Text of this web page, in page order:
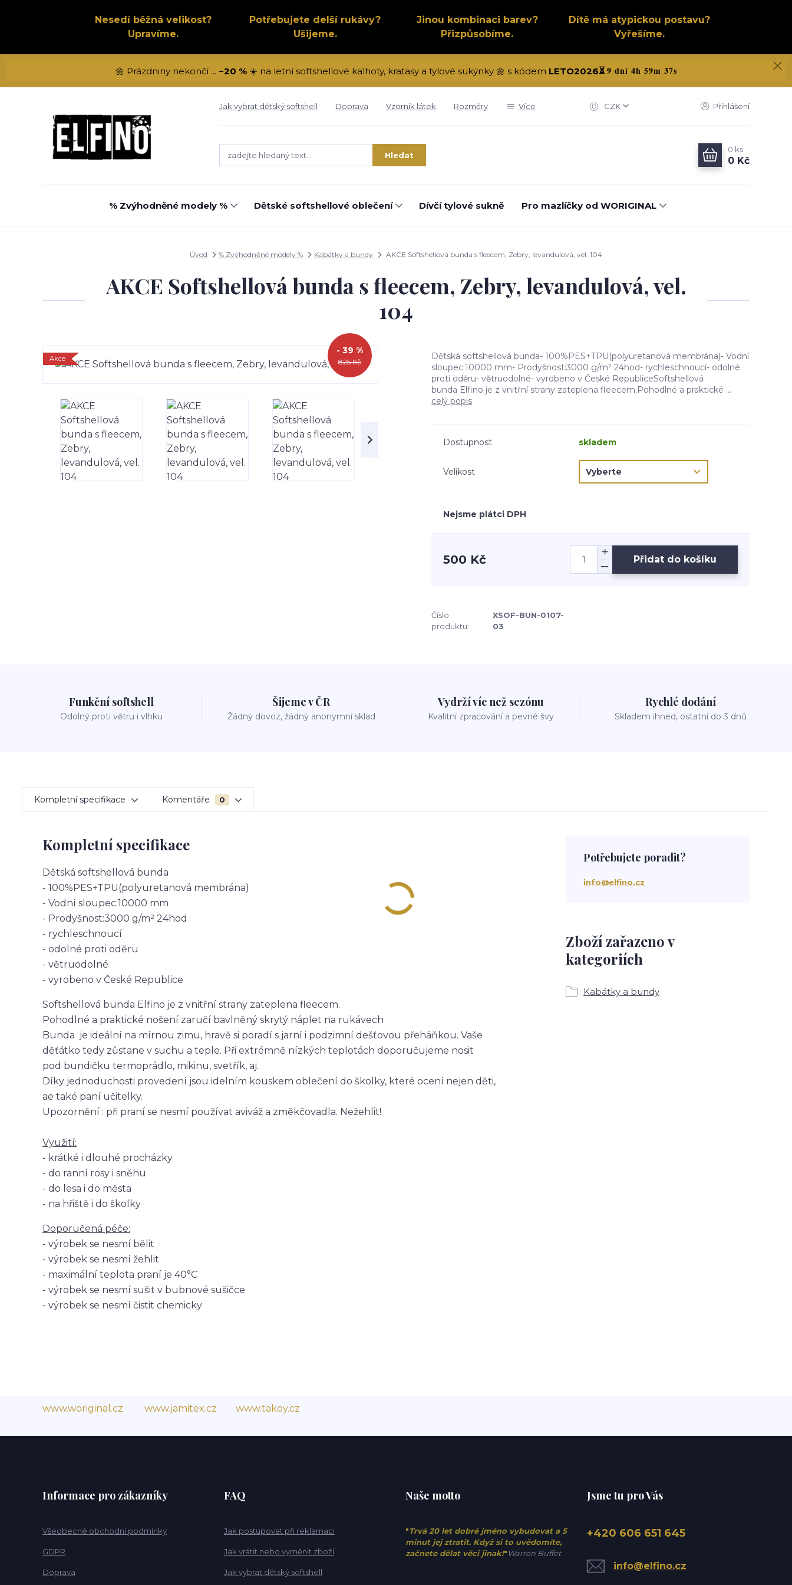
Nesedí běžná velikost?
Upravíme.
Potřebujete delší rukávy?
Ušijeme.
Jinou kombinaci barev?
Přizpůsobíme.
Dítě má atypickou postavu?
Vyřešíme.
🌼 Prázdniny nekončí ... −20 %☀️ na letní softshellové kalhoty, kraťasy a tylové sukýnky 🌼 s kódem LETO2026⏳9 dní 4h 59m 37s
Jak vybrat dětský softshell Doprava Vzorník látek Rozměry Více CZK Přihlášení
Hledat
0 ks
0 Kč
% Zvýhodněné modely % Dětské softshellové oblečení Dívčí tylové sukně Pro mazlíčky od WORIGINAL
Úvod % Zvýhodněné modely % Kabátky a bundy AKCE Softshellová bunda s fleecem, Zebry, levandulová, vel. 104
AKCE Softshellová bunda s fleecem, Zebry, levandulová, vel.
104
Akce 825 Kč
- 39 %
Dětská softshellová bunda- 100%PES+TPU(polyuretanová membrána)- Vodní
sloupec:10000 mm- Prodyšnost:3000 g/m² 24hod- rychleschnoucí- odolné
proti oděru- větruodolné- vyrobeno v České RepubliceSoftshellová
bunda Elfino je z vnitřní strany zateplena fleecem.Pohodlné a praktické ...
celý popis
Dostupnost skladem
Velikost
Nejsme plátci DPH
500 Kč Přidat do košíku
Číslo
produktu:
XSOF-BUN-0107-
03
Funkční softshell
Odolný proti větru i vlhku
Šijeme v ČR
Žádný dovoz, žádný anonymní sklad
Vydrží víc než sezónu
Kvalitní zpracování a pevné švy
Rychlé dodání
Skladem ihned, ostatní do 3 dnů
Kompletní specifikace Komentáře 0
Kompletní specifikace
Dětská softshellová bunda
- 100%PES+TPU(polyuretanová membrána)
- Vodní sloupec:10000 mm
- Prodyšnost:3000 g/m² 24hod
- rychleschnoucí
- odolné proti oděru
- větruodolné
- vyrobeno v České Republice
Softshellová bunda Elfino je z vnitřní strany zateplena fleecem.
Pohodlné a praktické nošení zaručí bavlněný skrytý náplet na rukávech
Bunda je ideální na mírnou zimu, hravě si poradí s jarní i podzimní dešťovou přeháňkou. Vaše
děťátko tedy zůstane v suchu a teple. Při extrémně nízkých teplotách doporučujeme nosit
pod bundičku termoprádlo, mikinu, svetřík, aj.
Díky jednoduchosti provedení jsou idelním kouskem oblečení do školky, které ocení nejen děti,
ae také paní učitelky.
Upozornění : při praní se nesmí používat aviváž a změkčovadla. Nežehlit!
Využití:
- krátké i dlouhé procházky
- do ranní rosy i sněhu
- do lesa i do města
- na hřiště i do školky
Doporučená péče:
- výrobek se nesmí bělit
- výrobek se nesmí žehlit
- maximální teplota praní je 40°C
- výrobek se nesmí sušit v bubnové sušičce
- výrobek se nesmí čistit chemicky
Zboží zařazeno v
kategoriích
Kabátky a bundy
Potřebujete poradit?
info@elfino.cz
www.woriginal.cz www.jamitex.cz www.takoy.cz
Informace pro zákazníky
Všeobecné obchodní podmínky
GDPR
Doprava
FAQ
Jak postupovat při reklamaci
Jak vrátit nebo vyměnit zboží
Jak vybrat dětský softshell
Naše motto
"Trvá 20 let dobré jméno vybudovat a 5
minut jej ztratit. Když si to uvědomíte,
začnete dělat věci jinak!" Warren Buffet
Jsme tu pro Vás
+420 606 651 645
info@elfino.cz